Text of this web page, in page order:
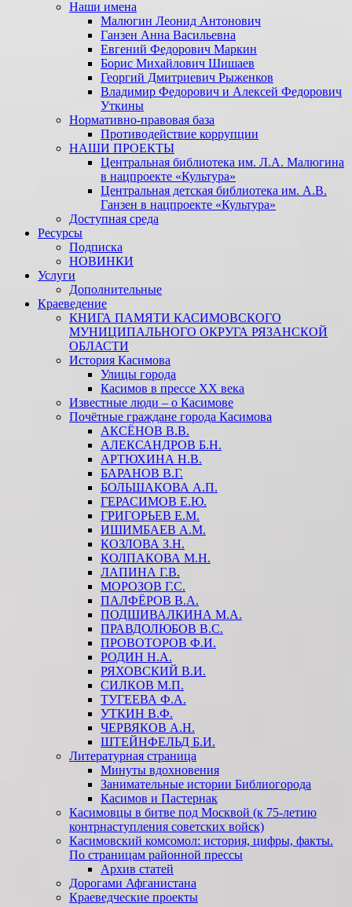
Наши имена
Малюгин Леонид Антонович
Ганзен Анна Васильевна
Евгений Федорович Маркин
Борис Михайлович Шишаев
Георгий Дмитриевич Рыженков
Владимир Федорович и Алексей Федорович
Уткины
Нормативно-правовая база
Противодействие коррупции
НАШИ ПРОЕКТЫ
Центральная библиотека им. Л.А. Малюгина
в нацпроекте «Культура»
Центральная детская библиотека им. А.В.
Ганзен в нацпроекте «Культура»
Доступная среда
Ресурсы
Подписка
НОВИНКИ
Услуги
Дополнительные
Краеведение
КНИГА ПАМЯТИ КАСИМОВСКОГО
МУНИЦИПАЛЬНОГО ОКРУГА РЯЗАНСКОЙ
ОБЛАСТИ
История Касимова
Улицы города
Касимов в прессе XX века
Известные люди – о Касимове
Почётные граждане города Касимова
АКСЁНОВ В.В.
АЛЕКСАНДРОВ Б.Н.
АРТЮХИНА Н.В.
БАРАНОВ В.Г.
БОЛЬШАКОВА А.П.
ГЕРАСИМОВ Е.Ю.
ГРИГОРЬЕВ Е.М.
ИШИМБАЕВ А.М.
КОЗЛОВА З.Н.
КОЛПАКОВА М.Н.
ЛАПИНА Г.В.
МОРОЗОВ Г.С.
ПАЛФЁРОВ В.А.
ПОДШИВАЛКИНА М.А.
ПРАВДОЛЮБОВ В.С.
ПРОВОТОРОВ Ф.И.
РОДИН Н.А.
РЯХОВСКИЙ В.И.
СИЛКОВ М.П.
ТУГЕЕВА Ф.А.
УТКИН В.Ф.
ЧЕРВЯКОВ А.Н.
ШТЕЙНФЕЛЬД Б.И.
Литературная страница
Минуты вдохновения
Занимательные истории Библиогорода
Касимов и Пастернак
Касимовцы в битве под Москвой (к 75-летию
контрнаступления советских войск)
Касимовский комсомол: история, цифры, факты.
По страницам районной прессы
Архив статей
Дорогами Афганистана
Краеведческие проекты